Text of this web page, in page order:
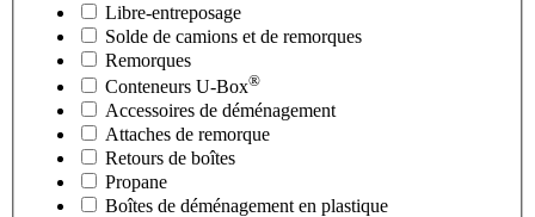
Libre-entreposage
Solde de camions et de remorques
Remorques
Conteneurs U-Box®
Accessoires de déménagement
Attaches de remorque
Retours de boîtes
Propane
Boîtes de déménagement en plastique